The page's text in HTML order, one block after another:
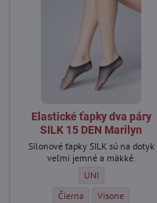
Elastické ťapky dva páry
SILK 15 DEN Marilyn
Silonové ťapky SILK sú na dotyk
veľmi jemné a mäkké.
Elastické ťapky
UNI
Elastické ťapky dva páry
Čierna Elastické
Visone